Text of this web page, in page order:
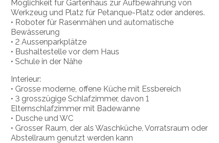
Möglichkeit für Gartenhaus zur Aufbewahrung von
Werkzeug und Platz für Petanque-Platz oder anderes.
• Roboter für Rasenmähen und automatische
Bewässerung
• 2 Aussenparkplätze
• Bushaltestelle vor dem Haus
• Schule in der Nähe
Interieur:
• Grosse moderne, offene Küche mit Essbereich
• 3 grosszügige Schlafzimmer, davon 1
Elternschlafzimmer mit Badewanne
• Dusche und WC
• Grosser Raum, der als Waschküche, Vorratsraum oder
Abstellraum genutzt werden kann